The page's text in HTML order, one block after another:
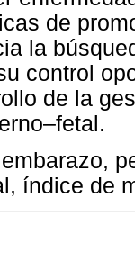
de
la
control
de la
embarazo,
índice de